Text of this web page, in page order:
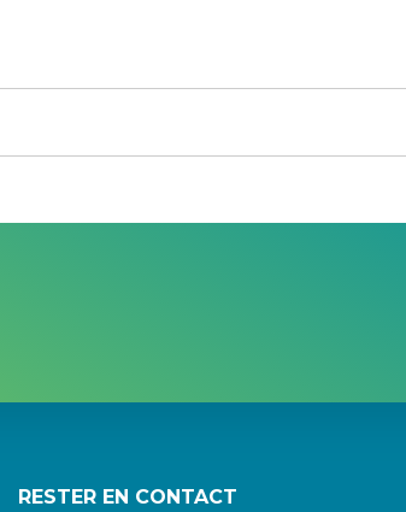
RESTER EN CONTACT